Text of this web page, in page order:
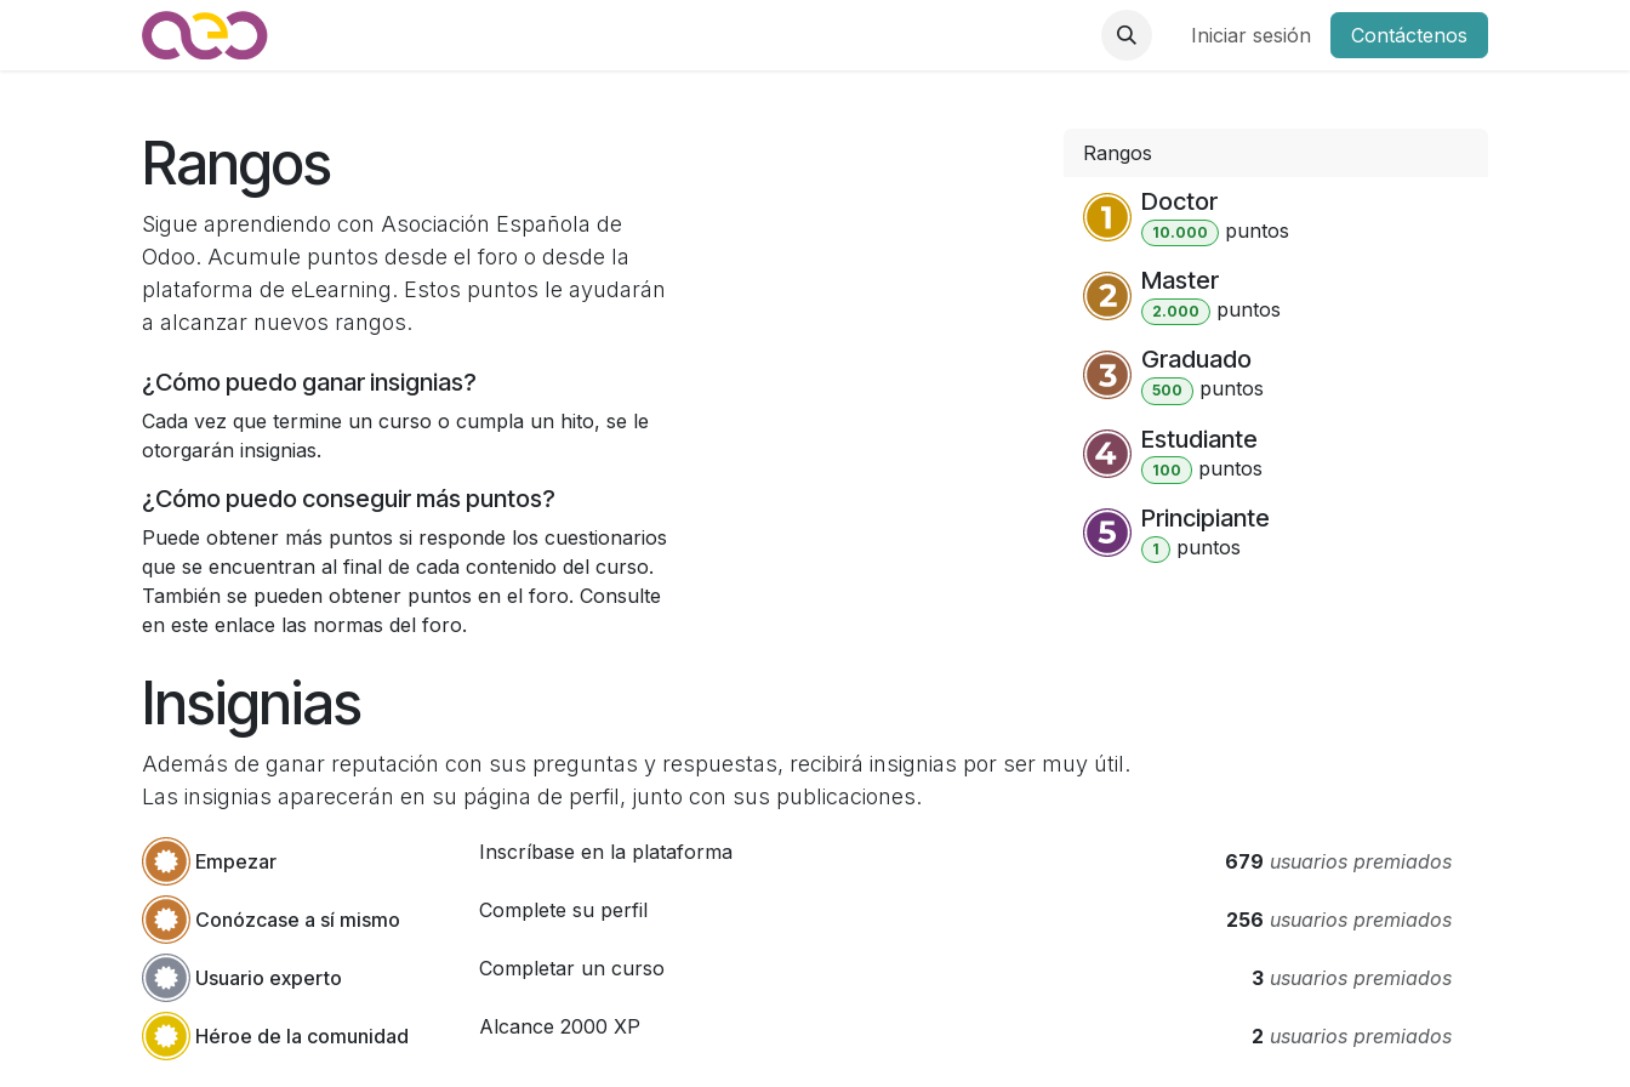
Iniciar sesión Contáctenos
Rangos
Sigue aprendiendo con Asociación Española de
Odoo. Acumule puntos desde el foro o desde la
plataforma de eLearning. Estos puntos le ayudarán
a alcanzar nuevos rangos.
¿Cómo puedo ganar insignias?
Cada vez que termine un curso o cumpla un hito, se le
otorgarán insignias.
¿Cómo puedo conseguir más puntos?
Puede obtener más puntos si responde los cuestionarios
que se encuentran al final de cada contenido del curso.
También se pueden obtener puntos en el foro. Consulte
en este enlace las normas del foro.
Rangos
Doctor
10.000 puntos
Master
2.000 puntos
Graduado
500 puntos
Estudiante
100 puntos
Principiante
1 puntos
Insignias
Además de ganar reputación con sus preguntas y respuestas, recibirá insignias por ser muy útil.
Las insignias aparecerán en su página de perfil, junto con sus publicaciones.
Empezar Inscríbase en la plataforma 679 usuarios premiados
Conózcase a sí mismo Complete su perfil 256 usuarios premiados
Usuario experto Completar un curso 3 usuarios premiados
Héroe de la comunidad Alcance 2000 XP 2 usuarios premiados